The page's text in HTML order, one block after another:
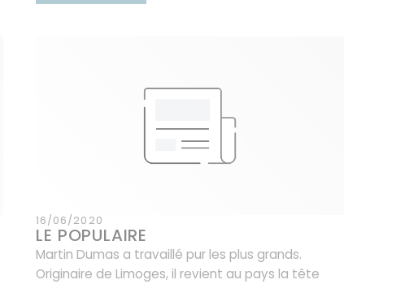
16/06/2020
LE POPULAIRE
Martin Dumas a travaillé pur les plus grands.
Originaire de Limoges, il revient au pays la tête